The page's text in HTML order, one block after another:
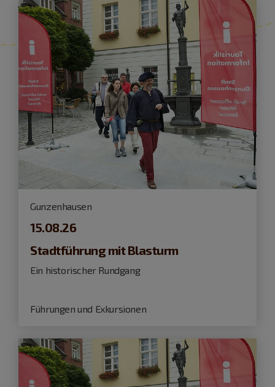
Gunzenhausen
15.08.26
Stadtführung mit Blasturm
Ein historischer Rundgang
Führungen und Exkursionen